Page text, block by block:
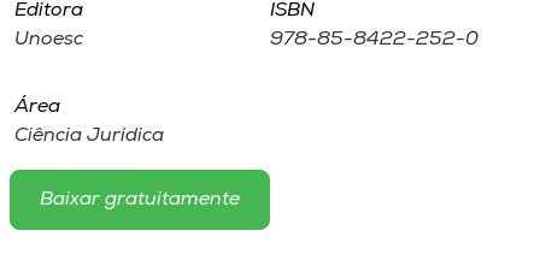
Editora
Unoesc
ISBN
978-85-8422-252-0
Área
Ciência Jurídica
Baixar gratuitamente